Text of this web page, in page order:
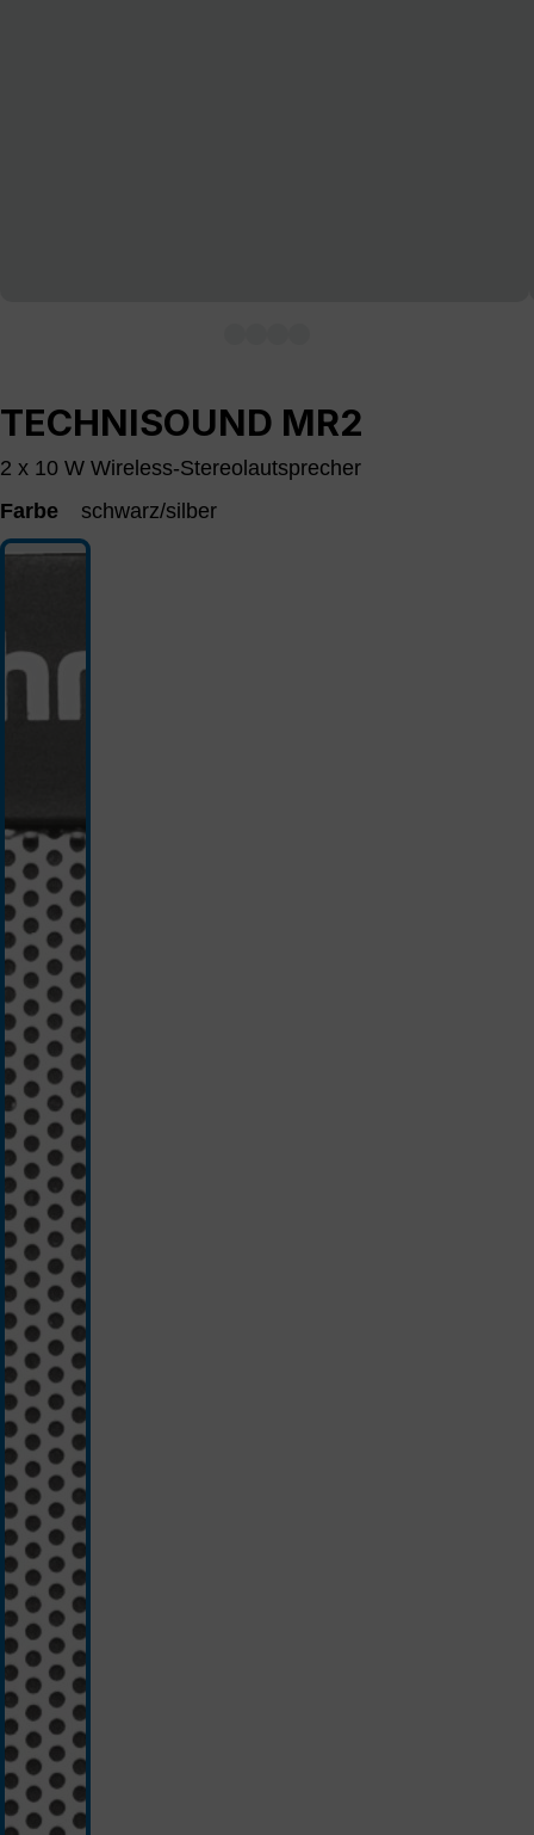
TECHNISOUND MR2
2 x 10 W Wireless-Stereolautsprecher
Farbe
schwarz/silber